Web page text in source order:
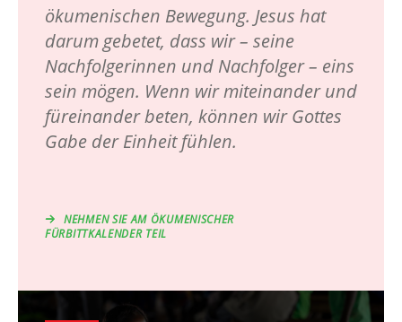
ökumenischen Bewegung. Jesus hat
darum gebetet, dass wir – seine
Nachfolgerinnen und Nachfolger – eins
sein mögen. Wenn wir miteinander und
füreinander beten, können wir Gottes
Gabe der Einheit fühlen.
NEHMEN SIE AM ÖKUMENISCHER
FÜRBITTKALENDER TEIL